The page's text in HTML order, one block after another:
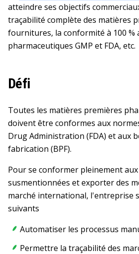
atteindre ses objectifs
traçabilité complète des matières
fournitures, la conformité à 100 %
pharmaceutiques GMP et FDA, etc.
Défi
Toutes les matières premières
doivent être conformes aux
Drug Administration (FDA) et aux
fabrication (BPF).
Pour se conformer pleinement aux
susmentionnées et exporter des
marché international, l'entreprise
suivants
Automatiser les processus
Permettre la traçabilité des